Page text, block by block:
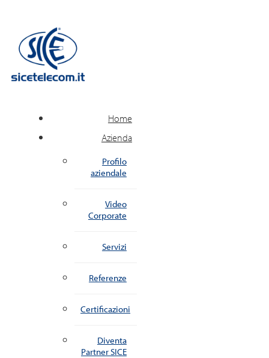
Home
Azienda
Profilo
aziendale
Video
Corporate
Servizi
Referenze
Certificazioni
Diventa
Partner SICE